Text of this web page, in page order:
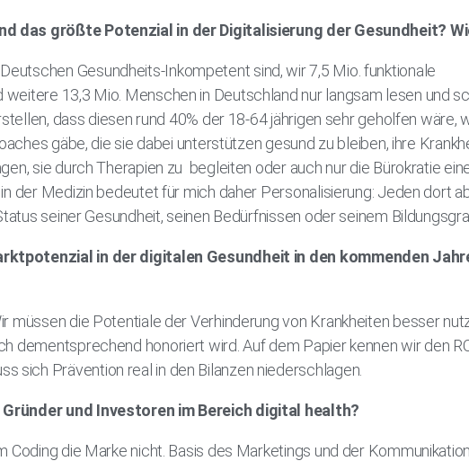
das größte Potenzial in der Digitalisierung der Gesundheit?
Gesundheits-Inkompetent sind, wir 7,5 Mio. funktionale
13,3 Mio. Menschen in Deutschland nur langsam lesen und
dass diesen rund 40% der 18-64 jährigen sehr geholfen wäre,
gäbe, die sie dabei unterstützen gesund zu bleiben, ihre
sie durch Therapien zu begleiten oder auch nur die Bürokratie
der Medizin bedeutet für mich daher Personalisierung: Jeden dort
seiner Gesundheit, seinen Bedürfnissen oder seinem
in der digitalen Gesundheit in den kommenden
müssen die Potentiale der Verhinderung von Krankheiten besser
dementsprechend honoriert wird. Auf dem Papier kennen wir den
sich Prävention real in den Bilanzen niederschlagen.
und Investoren im Bereich digital health?
Coding die Marke nicht. Basis des Marketings und der